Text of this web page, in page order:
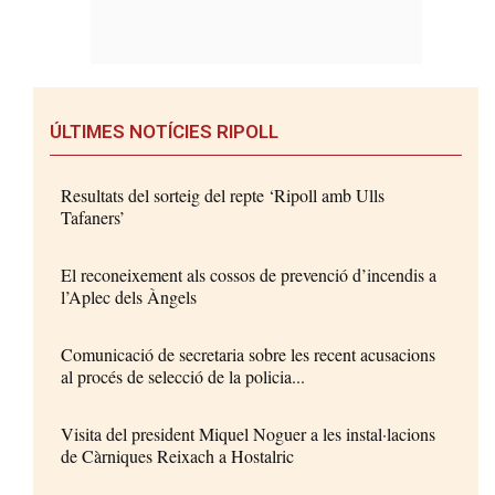
ÚLTIMES NOTÍCIES RIPOLL
Resultats del sorteig del repte ‘Ripoll amb Ulls
Tafaners’
El reconeixement als cossos de prevenció d’incendis a
l’Aplec dels Àngels
Comunicació de secretaria sobre les recent acusacions
al procés de selecció de la policia...
Visita del president Miquel Noguer a les instal·lacions
de Càrniques Reixach a Hostalric